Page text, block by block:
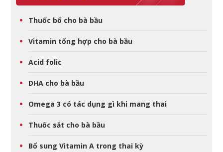
Thuốc bổ cho bà bầu
Vitamin tổng hợp cho bà bầu
Acid folic
DHA cho bà bầu
Omega 3 có tác dụng gì khi mang thai
Thuốc sắt cho bà bầu
Bổ sung Vitamin A trong thai kỳ